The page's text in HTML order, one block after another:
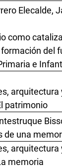
Elecalde,
como
del
e
patrimonio
de una
memoria